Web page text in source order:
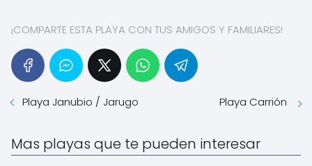
¡COMPARTE ESTA PLAYA CON TUS AMIGOS Y FAMILIARES!
Playa Janubio / Jarugo Playa Carrión
Mas playas que te pueden interesar